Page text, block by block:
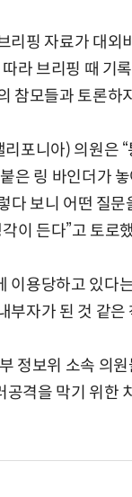
리핑 자료가 대
라 브리핑 때 기
참모들과 토론하
포니아) 의원은
링 바인더가
다 보니 어떤 질
이 든다”고 토로
이용당하고 있다
부자가 된 것 같
정보위 소속 의
격을 막기 위한